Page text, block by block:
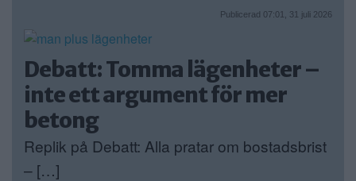
Publicerad 07:01, 31 juli 2026
Debatt: Tomma lägenheter –
inte ett argument för mer
betong
Replik på Debatt: Alla pratar om bostadsbrist
– […]